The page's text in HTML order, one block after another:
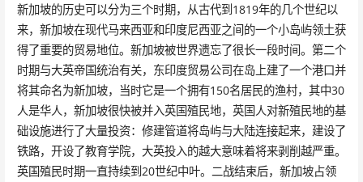
新加坡的历史可以分为三个时期，从古代到1819年的几个世纪以
来，新加坡在现代马来西亚和印度尼西亚之间的一个小岛屿领土获
得了重要的贸易地位。新加坡被世界遗忘了很长一段时间。第二个
时期与大英帝国统治有关，东印度贸易公司在岛上建了一个港口并
将其命名为新加坡，当时它是一个拥有150名居民的渔村，其中30
人是华人，新加坡很快被并入英国殖民地，英国人对新殖民地的基
础设施进行了大量投资：修建管道将岛屿与大陆连接起来，建设了
铁路，开设了教育学院，大英投入的越大意味着将来剥削越严重。
英国殖民时期一直持续到20世纪中叶。二战结束后，新加坡占领